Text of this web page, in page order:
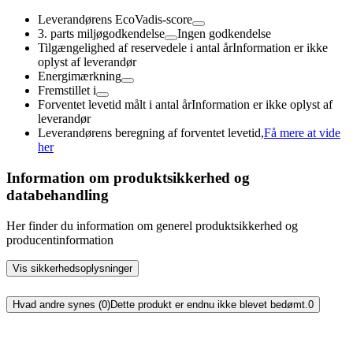
Leverandørens EcoVadis-score
3. parts miljøgodkendelse
Ingen godkendelse
Tilgængelighed af reservedele i antal årInformation er ikke
oplyst af leverandør
Energimærkning
Fremstillet i
Forventet levetid målt i antal årInformation er ikke oplyst af
leverandør
Leverandørens beregning af forventet levetid,Få mere at vide
her
Information om produktsikkerhed og
databehandling
Her finder du information om generel produktsikkerhed og
producentinformation
Vis sikkerhedsoplysninger
Hvad andre synes (0)Dette produkt er endnu ikke blevet bedømt.0